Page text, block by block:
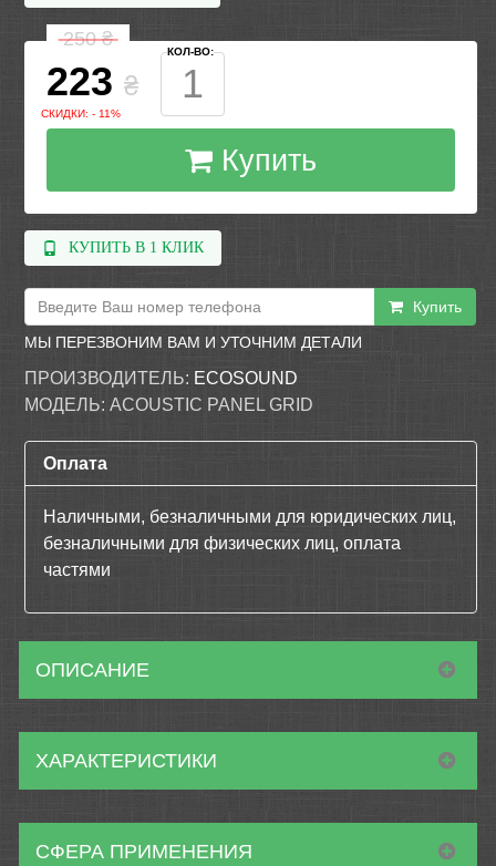
250₴
223 ₴
СКИДКИ: - 11%
КОЛ-ВО:
Купить
КУПИТЬ В 1 КЛИК
Купить
МЫ ПЕРЕЗВОНИМ ВАМ И УТОЧНИМ ДЕТАЛИ
ПРОИЗВОДИТЕЛЬ: ECOSOUND
МОДЕЛЬ: ACOUSTIC PANEL GRID
Оплата
Наличными, безналичными для юридических лиц,
безналичными для физических лиц, оплата
частями
ОПИСАНИЕ
ХАРАКТЕРИСТИКИ
СФЕРА ПРИМЕНЕНИЯ